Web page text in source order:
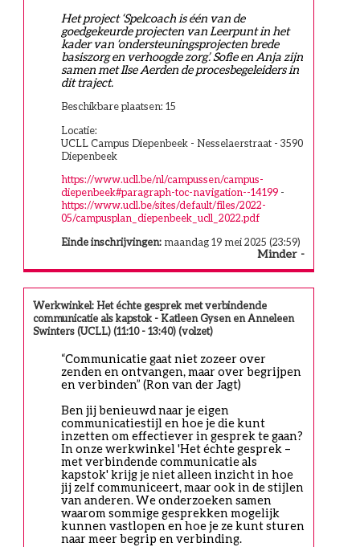
Minder
Het project ‘Spelcoach is één van de
goedgekeurde projecten van Leerpunt in het
kader van ‘ondersteuningsprojecten brede
basiszorg en verhoogde zorg’. Sofie en Anja zijn
samen met Ilse Aerden de procesbegeleiders in
dit traject.
Beschikbare plaatsen: 15
Locatie:
UCLL Campus Diepenbeek - Nesselaerstraat - 3590
Diepenbeek
https://www.ucll.be/nl/campussen/campus-
diepenbeek#paragraph-toc-navigation--14199-
https://www.ucll.be/sites/default/files/2022-
05/campusplan_diepenbeek_ucll_2022.pdf
Einde inschrijvingen: maandag 19 mei 2025 (23:59)
Werkwinkel: Het échte gesprek met verbindende
communicatie als kapstok - Katleen Gysen en Anneleen
Swinters (UCLL) (11:10 - 13:40) (volzet)
“Communicatie gaat niet zozeer over
zenden en ontvangen, maar over begrijpen
en verbinden” (Ron van der Jagt)
Ben jij benieuwd naar je eigen
communicatiestijl en hoe je die kunt
inzetten om effectiever in gesprek te gaan?
In onze werkwinkel 'Het échte gesprek –
met verbindende communicatie als
kapstok' krijg je niet alleen inzicht in hoe
jij zelf communiceert, maar ook in de stijlen
van anderen. We onderzoeken samen
waarom sommige gesprekken mogelijk
kunnen vastlopen en hoe je ze kunt sturen
naar meer begrip en verbinding.